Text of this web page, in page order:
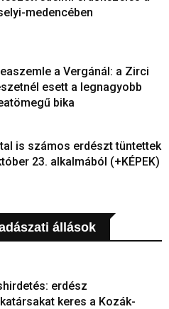
medencében
a Vergánál: a Zirci
esett a legnagyobb
bika
is számos erdészt tüntettek
23. alkalmából (+KÉPEK)
állások
erdész
keres a Kozák-